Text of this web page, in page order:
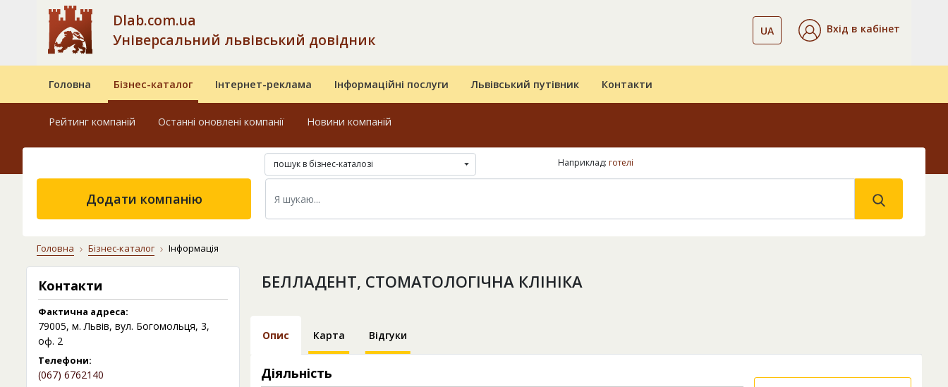
Dlab.com.ua
Універсальний львівський довідник
UA Вхід в кабінет
Головна Бізнес-каталог Інтернет-реклама Інформаційні послуги Львівський путівник Контакти
Рейтинг компаній Останні оновлені компанії Новини компаній
пошук в бізнес-каталозі Наприклад: готелі
Додати компанію
Головна Бізнес-каталог Інформація
Контакти
Фактична адреса:
79005, м. Львів, вул. Богомольця, 3,
оф. 2
Телефони:
(067) 6762140
БЕЛЛАДЕНТ, СТОМАТОЛОГІЧНА КЛІНІКА
Опис Карта Відгуки
Діяльність